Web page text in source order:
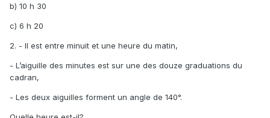
b) 10 h 30
c) 6 h 20
2. - Il est entre minuit et une heure du matin,
- L’aiguille des minutes est sur une des douze graduations du
cadran,
- Les deux aiguilles forment un angle de 140°.